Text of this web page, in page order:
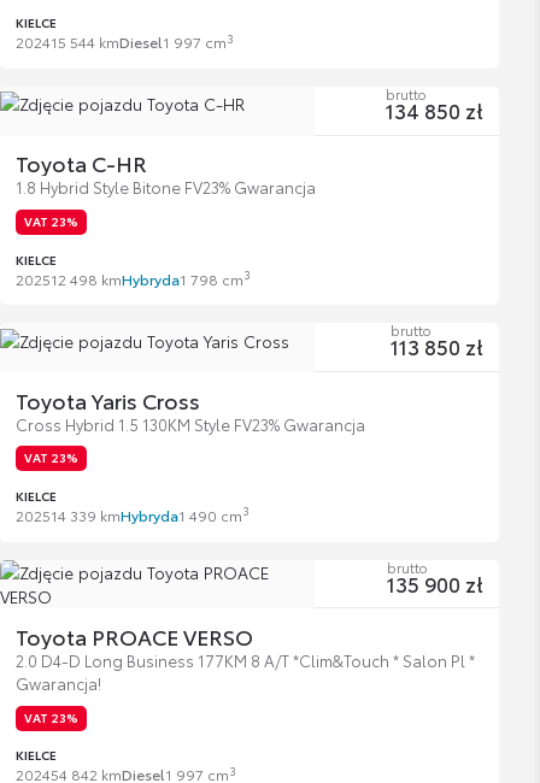
KIELCE
202415 544 kmDiesel1 997 cm3
Toyota C-HR
1.8 Hybrid Style Bitone FV23% Gwarancja
VAT 23%
KIELCE
202512 498 kmHybryda1 798 cm3
brutto
134 850 zł
Toyota Yaris Cross
Cross Hybrid 1.5 130KM Style FV23% Gwarancja
VAT 23%
KIELCE
202514 339 kmHybryda1 490 cm3
brutto
113 850 zł
Toyota PROACE VERSO
2.0 D4-D Long Business 177KM 8 A/T *Clim&Touch * Salon Pl *
Gwarancja!
VAT 23%
KIELCE
202454 842 kmDiesel1 997 cm3
brutto
135 900 zł